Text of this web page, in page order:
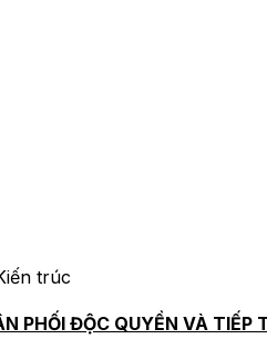
trúc
PHỐI ĐỘC QUYỀN VÀ